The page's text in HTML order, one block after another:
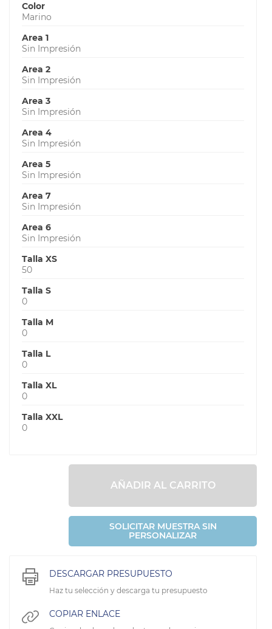
Color
Marino
Area 1
Sin Impresión
Area 2
Sin Impresión
Area 3
Sin Impresión
Area 4
Sin Impresión
Area 5
Sin Impresión
Area 7
Sin Impresión
Area 6
Sin Impresión
Talla XS
50
Talla S
0
Talla M
0
Talla L
0
Talla XL
0
Talla XXL
0
AÑADIR AL CARRITO
SOLICITAR MUESTRA SIN
PERSONALIZAR
DESCARGAR PRESUPUESTO
Haz tu selección y descarga tu presupuesto
COPIAR ENLACE